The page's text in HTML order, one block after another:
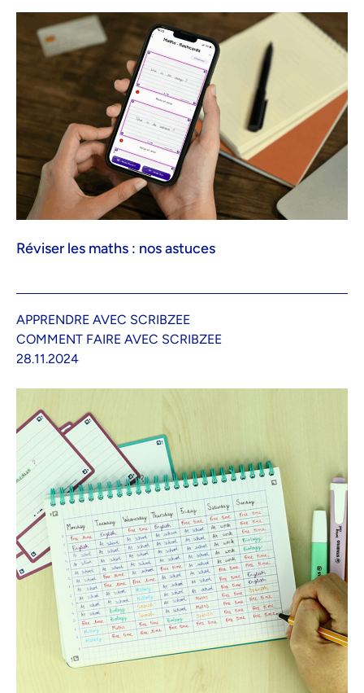
Réviser les maths : nos astuces
APPRENDRE AVEC SCRIBZEE
COMMENT FAIRE AVEC SCRIBZEE
28.11.2024